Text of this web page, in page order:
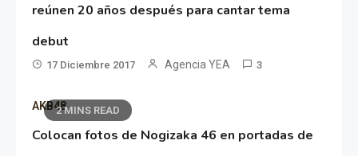
reúnen 20 años después para cantar tema
debut
17 Diciembre 2017 Agencia YEA 3
2 MINS READ
AKB48
Colocan fotos de Nogizaka 46 en portadas de